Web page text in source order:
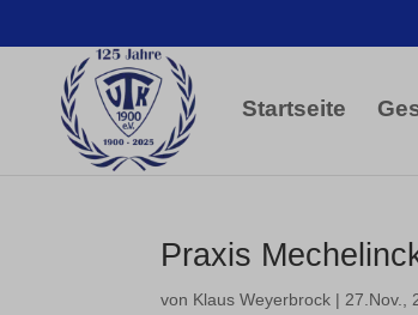
Startseite
Praxis
von Klaus Weyerbrock | 27.Nov.,